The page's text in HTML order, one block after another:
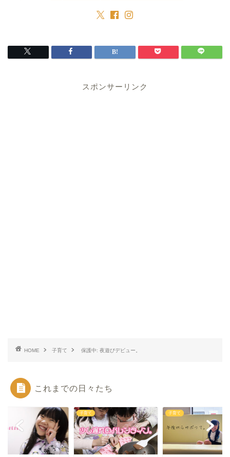
スポンサーリンク
HOME 子育て 保護中: 夜遊びデビュー。
これまでの日々たち
子育て 子育て